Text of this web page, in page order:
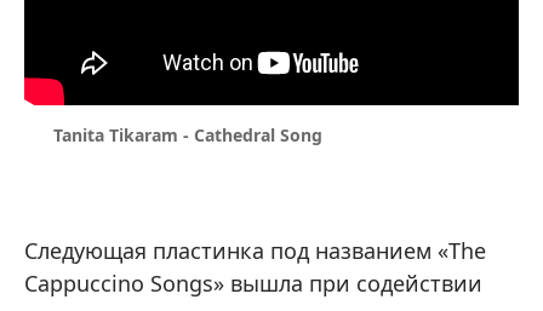
Tanita Tikaram - Cathedral Song
Следующая пластинка под названием «The
Cappuccino Songs» вышла при содействии